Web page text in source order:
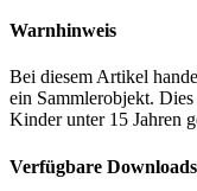
Warnhinweis
Bei diesem Artikel
ein Sammlerobjekt.
Kinder unter 15 Jahren
Verfügbare